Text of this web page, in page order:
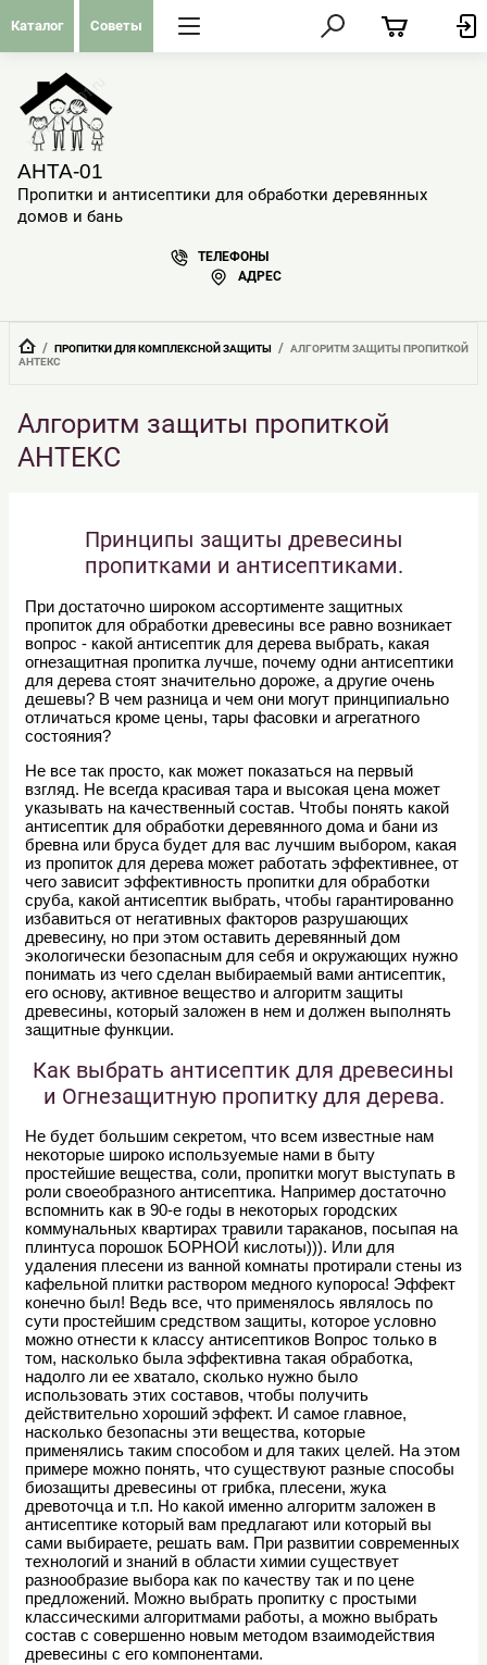
Каталог Советы
АНТА-01
Пропитки и антисептики для обработки деревянных
домов и бань
ТЕЛЕФОНЫ
АДРЕС
  /
ПРОПИТКИ ДЛЯ КОМПЛЕКСНОЙ ЗАЩИТЫ
  /
АЛГОРИТМ ЗАЩИТЫ ПРОПИТКОЙ
АНТЕКС
Алгоритм защиты пропиткой
АНТЕКС
Принципы защиты древесины
пропитками и антисептиками.
При достаточно широком ассортименте защитных
пропиток для обработки древесины все равно возникает
вопрос - какой антисептик для дерева выбрать, какая
огнезащитная пропитка лучше, почему одни антисептики
для дерева стоят значительно дороже, а другие очень
дешевы? В чем разница и чем они могут принципиально
отличаться кроме цены, тары фасовки и агрегатного
состояния?
Не все так просто, как может показаться на первый
взгляд. Не всегда красивая тара и высокая цена может
указывать на качественный состав. Чтобы понять какой
антисептик для обработки деревянного дома и бани из
бревна или бруса будет для вас лучшим выбором, какая
из пропиток для дерева может работать эффективнее, от
чего зависит эффективность пропитки для обработки
сруба, какой антисептик выбрать, чтобы гарантированно
избавиться от негативных факторов разрушающих
древесину, но при этом оставить деревянный дом
экологически безопасным для себя и окружающих нужно
понимать из чего сделан выбираемый вами антисептик,
его основу, активное вещество и алгоритм защиты
древесины, который заложен в нем и должен выполнять
защитные функции.
Как выбрать антисептик для древесины
и Огнезащитную пропитку для дерева.
Не будет большим секретом, что всем известные нам
некоторые широко используемые нами в быту
простейшие вещества, соли, пропитки могут выступать в
роли своеобразного антисептика. Например достаточно
вспомнить как в 90-е годы в некоторых городских
коммунальных квартирах травили тараканов, посыпая на
плинтуса порошок БОРНОЙ кислоты))). Или для
удаления плесени из ванной комнаты протирали стены из
кафельной плитки раствором медного купороса! Эффект
конечно был! Ведь все, что применялось являлось по
сути простейшим средством защиты, которое условно
можно отнести к классу антисептиков Вопрос только в
том, насколько была эффективна такая обработка,
надолго ли ее хватало, сколько нужно было
использовать этих составов, чтобы получить
действительно хороший эффект. И самое главное,
насколько безопасны эти вещества, которые
применялись таким способом и для таких целей. На этом
примере можно понять, что существуют разные способы
биозащиты древесины от грибка, плесени, жука
древоточца и т.п. Но какой именно алгоритм заложен в
антисептике который вам предлагают или который вы
сами выбираете, решать вам. При развитии современных
технологий и знаний в области химии существует
разнообразие выбора как по качеству так и по цене
предложений. Можно выбрать пропитку с простыми
классическими алгоритмами работы, а можно выбрать
состав с совершенно новым методом взаимодействия
древесины с его компонентами.